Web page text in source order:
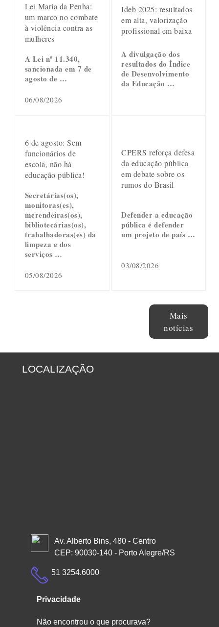
Lei Maria da Penha:
um marco no combate
à violência contra as
mulheres
A Lei nº 11.340,
sancionada em 7 de
agosto de …
06/08/2026
Ideb 2025: resultados
em alta, valorização
profissional em baixa
A divulgação dos
resultados do Índice
de Desenvolvimento
da Educação …
6 de agosto: Sem
funcionários de
escola, não há
educação pública!
Secretárias(os),
monitoras(es),
merendeiras(os),
bibliotecárias(os),
trabalhadoras(es) da
limpeza e dos
serviços …
05/08/2026
CPERS reforça defesa
da educação pública
em debate sobre os
rumos do Brasil
Defender a educação
pública é defender
um projeto de país …
03/08/2026
Mais
notícias
LOCALIZAÇÃO
Av. Alberto Bins, 480 - Centro
CEP: 90030-140 - Porto Alegre/RS
51 3254.6000
Privacidade
Não encontrou o que procurava?